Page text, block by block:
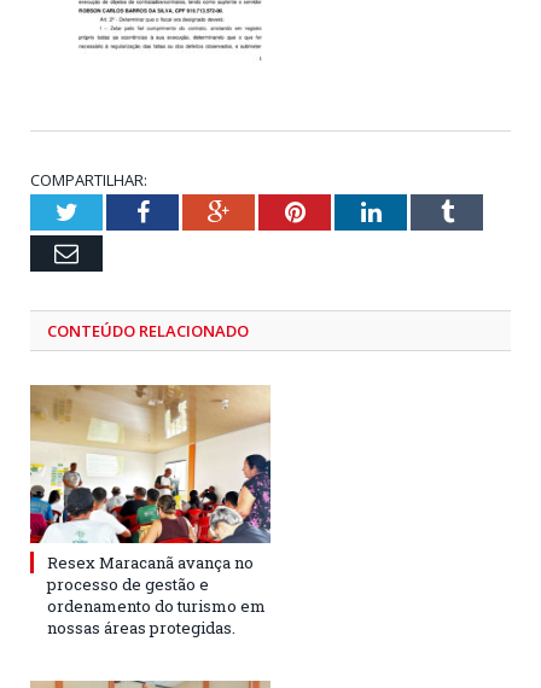
COMPARTILHAR:
TwitterFacebookGoogle+PinterestLinkedInTumblr
Email
CONTEÚDO RELACIONADO
Resex Maracanã avança no
processo de gestão e
ordenamento do turismo em
nossas áreas protegidas.